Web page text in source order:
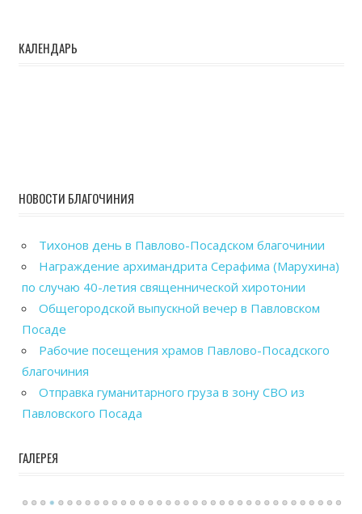
КАЛЕНДАРЬ
НОВОСТИ БЛАГОЧИНИЯ
Тихонов день в Павлово-Посадском благочинии
Награждение архимандрита Серафима (Марухина)
по случаю 40-летия священнической хиротонии
Общегородской выпускной вечер в Павловском
Посаде
Рабочие посещения храмов Павлово-Посадского
благочиния
Отправка гуманитарного груза в зону СВО из
Павловского Посада
ГАЛЕРЕЯ